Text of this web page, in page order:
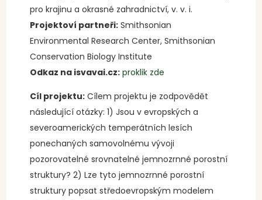
pro krajinu a okrasné zahradnictví, v. v. i.
Projektoví partneři: Smithsonian
Environmental Research Center, Smithsonian
Conservation Biology Institute
Odkaz na isvavai.cz: proklik zde
Cíl projektu: Cílem projektu je zodpovědět
následující otázky: 1) Jsou v evropských a
severoamerických temperátních lesích
ponechaných samovolnému vývoji
pozorovatelné srovnatelné jemnozrnné porostní
struktury? 2) Lze tyto jemnozrnné porostní
struktury popsat středoevropským modelem